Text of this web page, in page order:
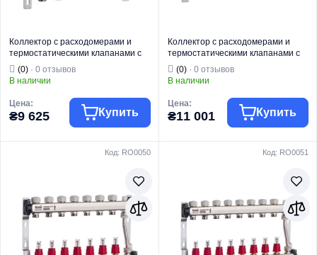
Коллектор с расходомерами и
термостатическими клапанами с
байпасом Roho R814-05 - 1"х 5
вых. (RO0048)
(0) · 0 отзывов
В наличии
Цена:
₴9 625 Купить
Водяной теплый
Вид изделия
Коллектор с
расходомерами
Назначение
Для систем
отопления
Страна бренда
Италия
Коллектор с расходомерами и
термостатическими клапанами с
байпасом Roho R814-06 - 1"х 6
вых. (RO0049)
(0)· 0 отзывов
В наличии
Цена:
₴11 001 Купить
Водяной теплый
Вид изделия
Коллектор с
расходомерами
Назначение
Для систем
отопления
Страна бренда
Италия
Код: RO0050 Код: RO0051